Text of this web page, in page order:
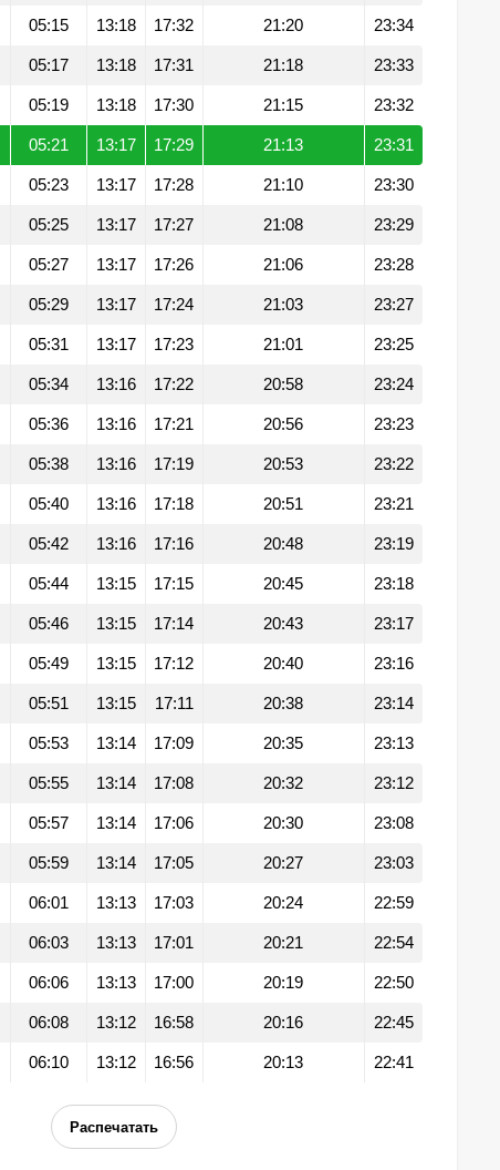
05:15 13:18 17:32 21:20 23:34
05:17 13:18 17:31 21:18 23:33
05:19 13:18 17:30 21:15 23:32
05:21 13:17 17:29 21:13 23:31
05:23 13:17 17:28 21:10 23:30
05:25 13:17 17:27 21:08 23:29
05:27 13:17 17:26 21:06 23:28
05:29 13:17 17:24 21:03 23:27
05:31 13:17 17:23 21:01 23:25
05:34 13:16 17:22 20:58 23:24
05:36 13:16 17:21 20:56 23:23
05:38 13:16 17:19 20:53 23:22
05:40 13:16 17:18 20:51 23:21
05:42 13:16 17:16 20:48 23:19
05:44 13:15 17:15 20:45 23:18
05:46 13:15 17:14 20:43 23:17
05:49 13:15 17:12 20:40 23:16
05:51 13:15 17:11 20:38 23:14
05:53 13:14 17:09 20:35 23:13
05:55 13:14 17:08 20:32 23:12
05:57 13:14 17:06 20:30 23:08
05:59 13:14 17:05 20:27 23:03
06:01 13:13 17:03 20:24 22:59
06:03 13:13 17:01 20:21 22:54
06:06 13:13 17:00 20:19 22:50
06:08 13:12 16:58 20:16 22:45
06:10 13:12 16:56 20:13 22:41
Распечатать